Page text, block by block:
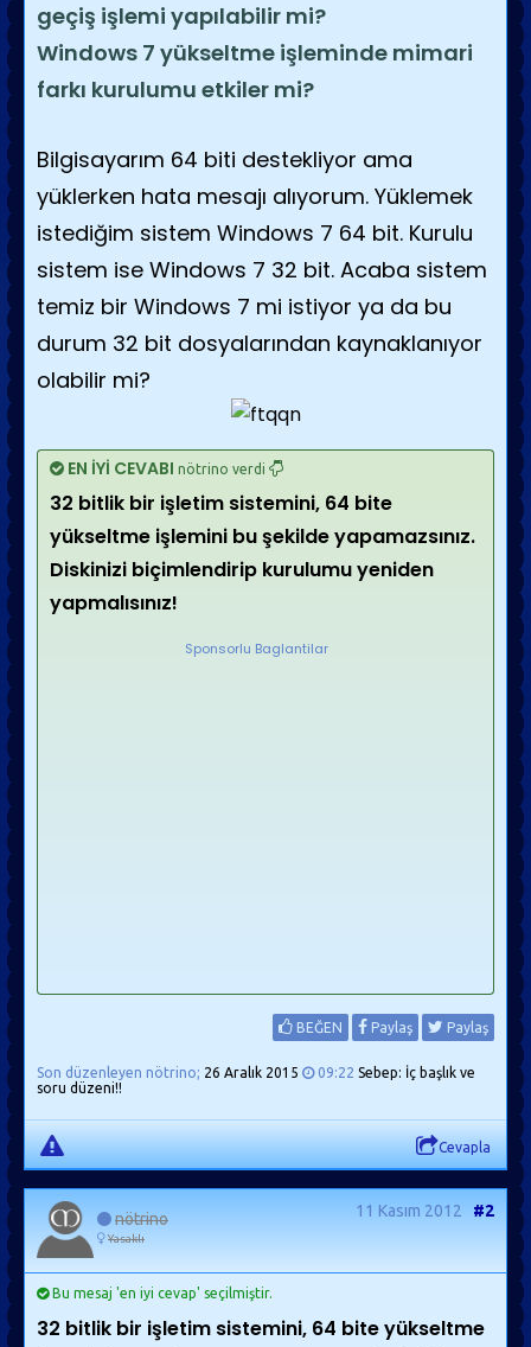
geçiş işlemi yapılabilir mi?
Windows 7 yükseltme işleminde mimari
farkı kurulumu etkiler mi?
Bilgisayarım 64 biti destekliyor ama
yüklerken hata mesajı alıyorum. Yüklemek
istediğim sistem Windows 7 64 bit. Kurulu
sistem ise Windows 7 32 bit. Acaba sistem
temiz bir Windows 7 mi istiyor ya da bu
durum 32 bit dosyalarından kaynaklanıyor
olabilir mi?
EN İYİ CEVABI nötrino verdi
32 bitlik bir işletim sistemini, 64 bite
yükseltme işlemini bu şekilde yapamazsınız.
Diskinizi biçimlendirip kurulumu yeniden
yapmalısınız!
Sponsorlu Baglantilar
BEĞEN Paylaş Paylaş
Son düzenleyen nötrino; 26 Aralık 2015 09:22 Sebep: İç başlık ve
soru düzeni!!
Cevapla
nötrino
Yasaklı
11 Kasım 2012 #2
Bu mesaj 'en iyi cevap' seçilmiştir.
32 bitlik bir işletim sistemini, 64 bite yükseltme